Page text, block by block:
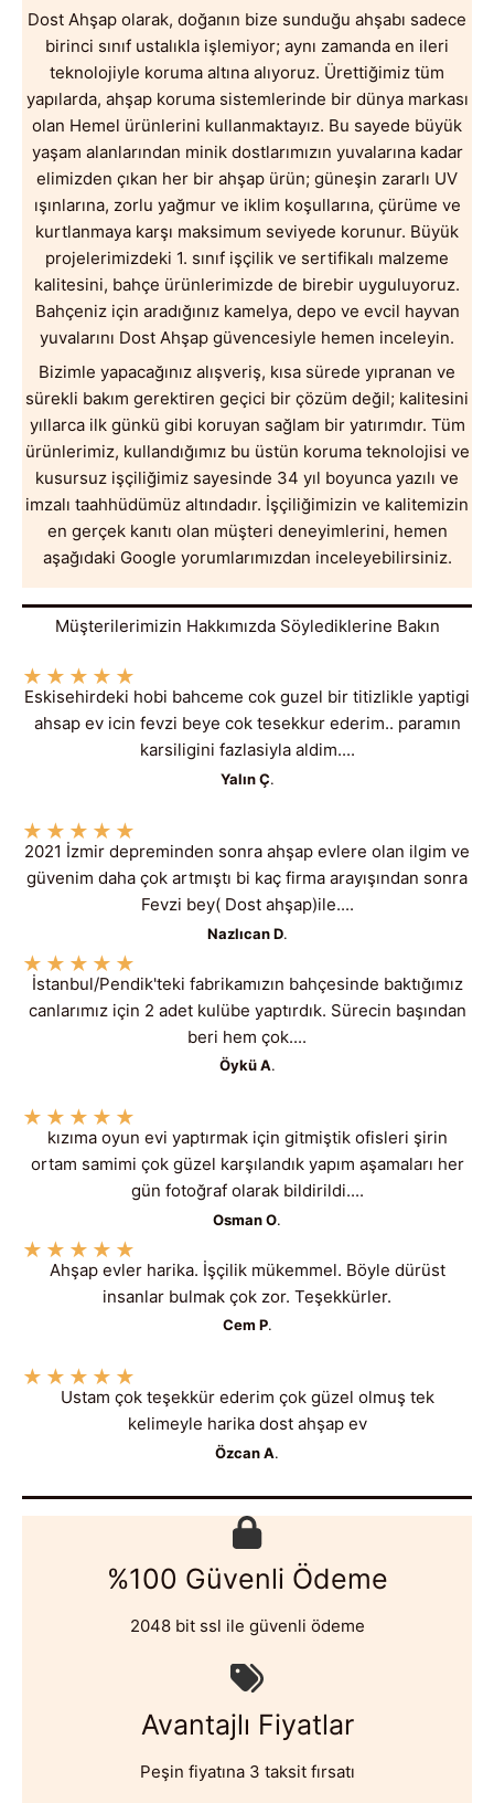
Dost Ahşap olarak, doğanın bize sunduğu ahşabı sadece
birinci sınıf ustalıkla işlemiyor; aynı zamanda en ileri
teknolojiyle koruma altına alıyoruz. Ürettiğimiz tüm
yapılarda, ahşap koruma sistemlerinde bir dünya markası
olan Hemel ürünlerini kullanmaktayız. Bu sayede büyük
yaşam alanlarından minik dostlarımızın yuvalarına kadar
elimizden çıkan her bir ahşap ürün; güneşin zararlı UV
ışınlarına, zorlu yağmur ve iklim koşullarına, çürüme ve
kurtlanmaya karşı maksimum seviyede korunur. Büyük
projelerimizdeki 1. sınıf işçilik ve sertifikalı malzeme
kalitesini, bahçe ürünlerimizde de birebir uyguluyoruz.
Bahçeniz için aradığınız kamelya, depo ve evcil hayvan
yuvalarını Dost Ahşap güvencesiyle hemen inceleyin.
Bizimle yapacağınız alışveriş, kısa sürede yıpranan ve
sürekli bakım gerektiren geçici bir çözüm değil; kalitesini
yıllarca ilk günkü gibi koruyan sağlam bir yatırımdır. Tüm
ürünlerimiz, kullandığımız bu üstün koruma teknolojisi ve
kusursuz işçiliğimiz sayesinde 34 yıl boyunca yazılı ve
imzalı taahhüdümüz altındadır. İşçiliğimizin ve kalitemizin
en gerçek kanıtı olan müşteri deneyimlerini, hemen
aşağıdaki Google yorumlarımızdan inceleyebilirsiniz.
Müşterilerimizin Hakkımızda Söylediklerine Bakın
★ ★ ★ ★ ★
Eskisehirdeki hobi bahceme cok guzel bir titizlikle yaptigi
ahsap ev icin fevzi beye cok tesekkur ederim.. paramın
karsiligini fazlasiyla aldim....
Yalın Ç.
★ ★ ★ ★ ★
2021 İzmir depreminden sonra ahşap evlere olan ilgim ve
güvenim daha çok artmıştı bi kaç firma arayışından sonra
Fevzi bey( Dost ahşap)ile....
Nazlıcan D.
★ ★ ★ ★ ★
İstanbul/Pendik'teki fabrikamızın bahçesinde baktığımız
canlarımız için 2 adet kulübe yaptırdık. Sürecin başından
beri hem çok....
Öykü A.
★ ★ ★ ★ ★
kızıma oyun evi yaptırmak için gitmiştik ofisleri şirin
ortam samimi çok güzel karşılandık yapım aşamaları her
gün fotoğraf olarak bildirildi....
Osman O.
★ ★ ★ ★ ★
Ahşap evler harika. İşçilik mükemmel. Böyle dürüst
insanlar bulmak çok zor. Teşekkürler.
Cem P.
★ ★ ★ ★ ★
Ustam çok teşekkür ederim çok güzel olmuş tek
kelimeyle harika dost ahşap ev
Özcan A.
%100 Güvenli Ödeme
2048 bit ssl ile güvenli ödeme
Avantajlı Fiyatlar
Peşin fiyatına 3 taksit fırsatı